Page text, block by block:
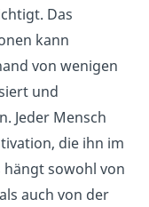
Das
kann
von wenigen
und
Jeder Mensch
die ihn im
hängt sowohl von
als auch von der